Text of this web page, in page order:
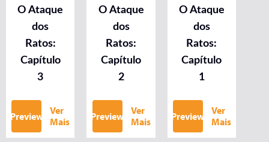
O Ataque
dos
Ratos:
Capítulo
3
Preview
Ver
Mais
O Ataque
dos
Ratos:
Capítulo
2
Preview
Ver
Mais
O Ataque
dos
Ratos:
Capítulo
1
Preview
Ver
Mais